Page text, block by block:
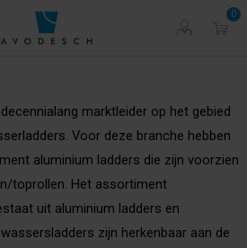
0
marktleider op het gebied
Voor deze branche hebben
aluminium ladders die zijn voorzien
toprollen. Het assortiment
uit aluminium ladders en
zijn herkenbaar aan de